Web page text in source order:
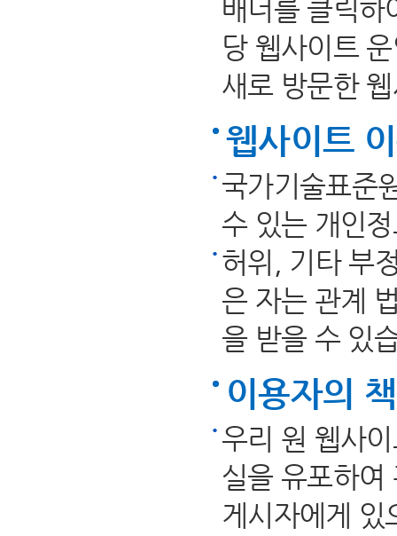
배너를 클릭하
당 웹사이트
새로 방문한
웹사이트
국가기술표준
수 있는 개인
허위, 기타 부
은 자는 관계
을 받을 수 있
이용자의
우리 원 웹사
실을 유포하여
게시자에게 있